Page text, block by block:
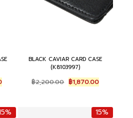
Current
price
฿1,870.00.
BLACK CAVIAR CARD CASE
(K8103997)
฿2,200.00 Original
price
฿2,200.00.
฿1,870.00Current
price
฿1,870.00.
15%